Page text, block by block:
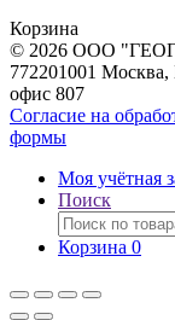
Корзина
© 2026 ООО
772201001 Москва,
офис 807
Согласие на
формы
Моя учётная
Поиск
Искать:
Корзина 0